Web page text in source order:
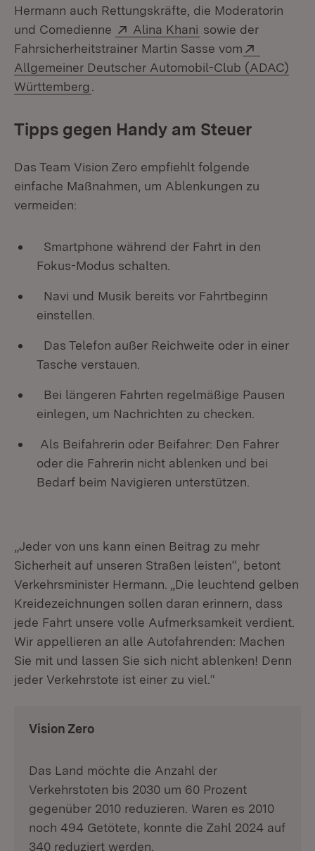
Hermann auch Rettungskräfte, die Moderatorin
und Comedienne
Extern:
Alina Khani (Öffnet in neuem
sowie der
Fahrsicherheitstrainer Martin Sasse vom
Allgemeiner Deutscher Automobil-Club (ADAC)
Württemberg
Tipps gegen Handy am Steuer
Das Team Vision Zero empfiehlt folgende
einfache Maßnahmen, um Ablenkungen zu
vermeiden:
Smartphone während der Fahrt in den
Fokus-Modus schalten.
Navi und Musik bereits vor Fahrtbeginn
einstellen.
Das Telefon außer Reichweite oder in einer
Tasche verstauen.
Bei längeren Fahrten regelmäßige Pausen
einlegen, um Nachrichten zu checken.
Als Beifahrerin oder Beifahrer: Den Fahrer
oder die Fahrerin nicht ablenken und bei
Bedarf beim Navigieren unterstützen.
„Jeder von uns kann einen Beitrag zu mehr
Sicherheit auf unseren Straßen leisten“, betont
Verkehrsminister Hermann. „Die leuchtend gelben
Kreidezeichnungen sollen daran erinnern, dass
jede Fahrt unsere volle Aufmerksamkeit verdient.
Wir appellieren an alle Autofahrenden: Machen
Sie mit und lassen Sie sich nicht ablenken! Denn
jeder Verkehrstote ist einer zu viel.“
Vision Zero
Das Land möchte die Anzahl der
Verkehrstoten bis 2030 um 60 Prozent
gegenüber 2010 reduzieren. Waren es 2010
noch 494 Getötete, konnte die Zahl 2024 auf
340 reduziert werden.